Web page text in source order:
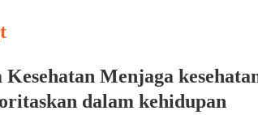
Menjaga
dalam kehidupan